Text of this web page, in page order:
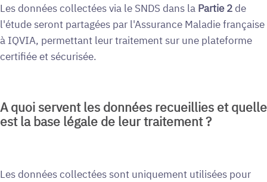
Les données collectées via le SNDS dans la Partie 2 de
l'étude seront partagées par l'Assurance Maladie française
à IQVIA, permettant leur traitement sur une plateforme
certifiée et sécurisée.
A quoi servent les données recueillies et quelle
est la base légale de leur traitement ?
Les données collectées sont uniquement utilisées pour